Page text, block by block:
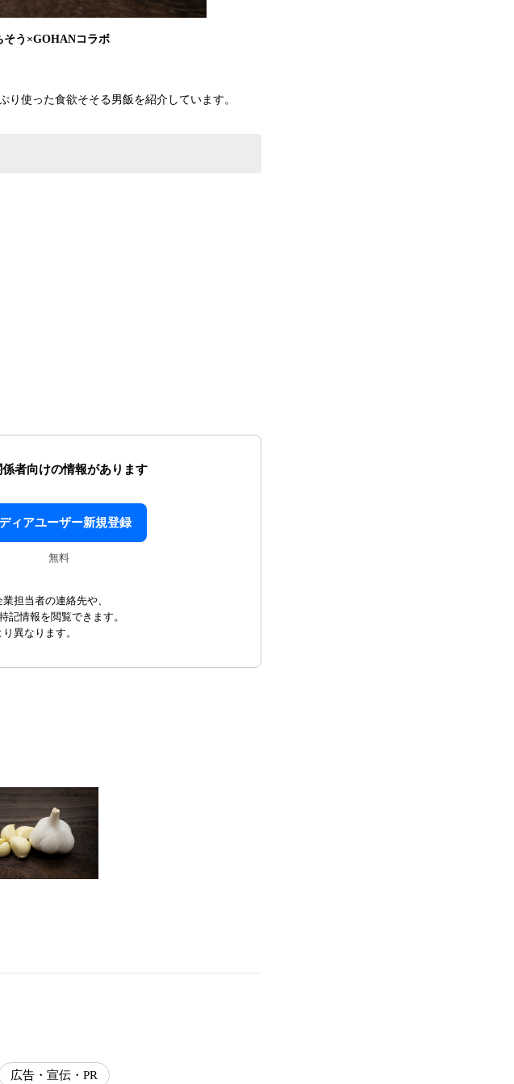
そう×GOHANコラボ
使った食欲そそる男飯を紹介しています。
係者向けの情報があります
ィアユーザー新規登録
無料
担当者の連絡先や、
記情報を閲覧できます。
異なります。
広告・宣伝・PR